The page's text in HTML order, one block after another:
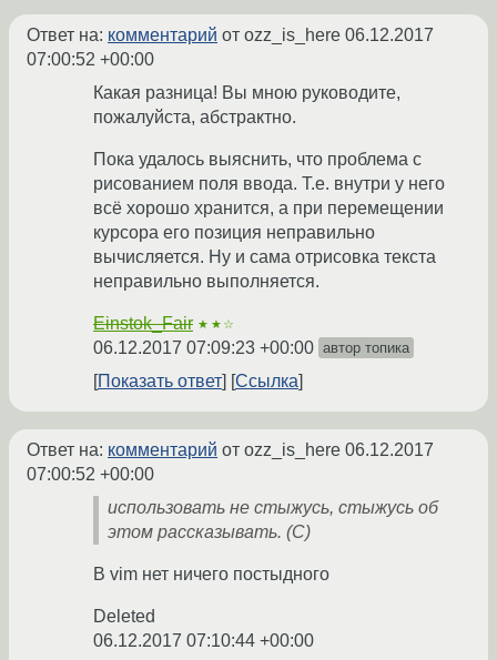
Ответ на: комментарий от ozz_is_here 06.12.2017
07:00:52 +00:00
Какая разница! Вы мною руководите,
пожалуйста, абстрактно.
Пока удалось выяснить, что проблема с
рисованием поля ввода. Т.е. внутри у него
всё хорошо хранится, а при перемещении
курсора его позиция неправильно
вычисляется. Ну и сама отрисовка текста
неправильно выполняется.
Einstok_Fair ★★☆
06.12.2017 07:09:23 +00:00 автор топика
Показать ответ Ссылка
Ответ на: комментарий от ozz_is_here 06.12.2017
07:00:52 +00:00
использовать не стыжусь, стыжусь об
этом рассказывать. (C)
В vim нет ничего постыдного
Deleted
06.12.2017 07:10:44 +00:00